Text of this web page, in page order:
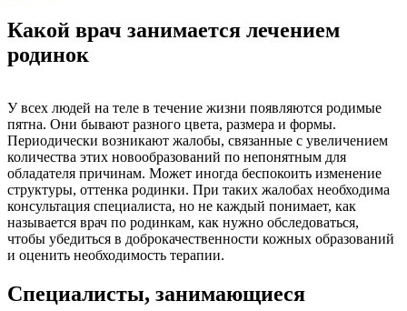
Какой врач занимается лечением
родинок
У всех людей на теле в течение жизни появляются родимые
пятна. Они бывают разного цвета, размера и формы.
Периодически возникают жалобы, связанные с увеличением
количества этих новообразований по непонятным для
обладателя причинам. Может иногда беспокоить изменение
структуры, оттенка родинки. При таких жалобах необходима
консультация специалиста, но не каждый понимает, как
называется врач по родинкам, как нужно обследоваться,
чтобы убедиться в доброкачественности кожных образований
и оценить необходимость терапии.
Специалисты, занимающиеся